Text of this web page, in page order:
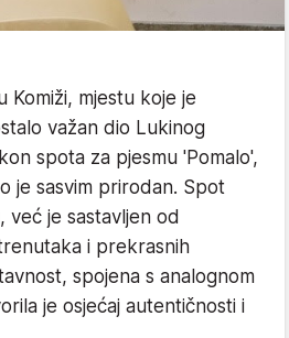
Komiži, mjestu koje je
važan dio Lukinog
spota za pjesmu 'Pomalo',
je sasvim prirodan. Spot
već je sastavljen od
i prekrasnih
spojena s analognom
je osjećaj autentičnosti i